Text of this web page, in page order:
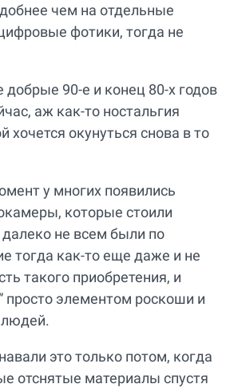
чем на отдельные
фотики, тогда не
90-е и конец 80-х годов
аж как-то ностальгия
хочется окунуться снова в то
у многих появились
которые стоили
не всем были по
тогда как-то еще даже и не
такого приобретения, и
просто элементом роскоши и
это только потом, когда
отснятые материалы спустя